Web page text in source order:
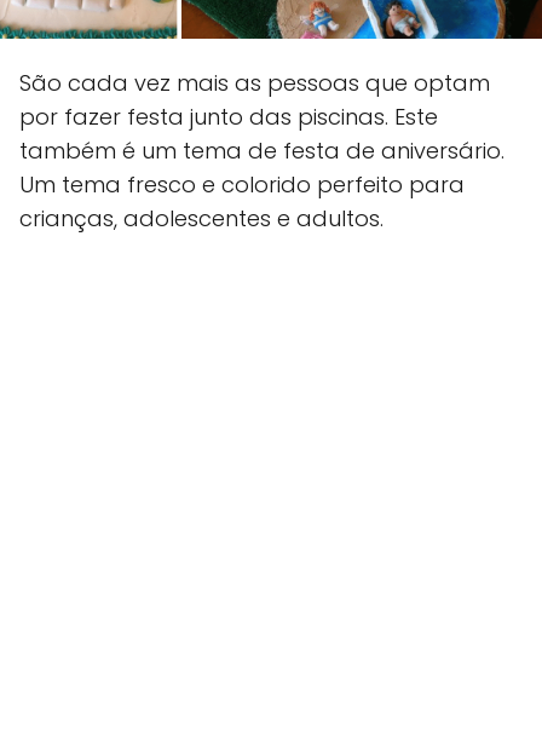
São cada vez mais as pessoas que optam
por fazer festa junto das piscinas. Este
também é um tema de festa de aniversário.
Um tema fresco e colorido perfeito para
crianças, adolescentes e adultos.